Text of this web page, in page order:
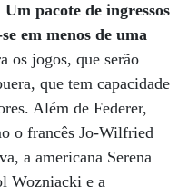
pacote de ingressos
em menos de uma
os jogos, que serão
que tem capacidade
Além de Federer,
o francês Jo-Wilfried
a americana Serena
Wozniacki e a